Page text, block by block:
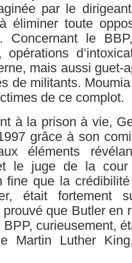
par le
éliminer toute
Concernant le
opérations
mais aussi guet-
de militants.
de ce complot.
à la prison à vie,
grâce à son
éléments
le juge de la cour
fine que la
était fortement
prouvé que Butler en
curieusement,
Martin Luther